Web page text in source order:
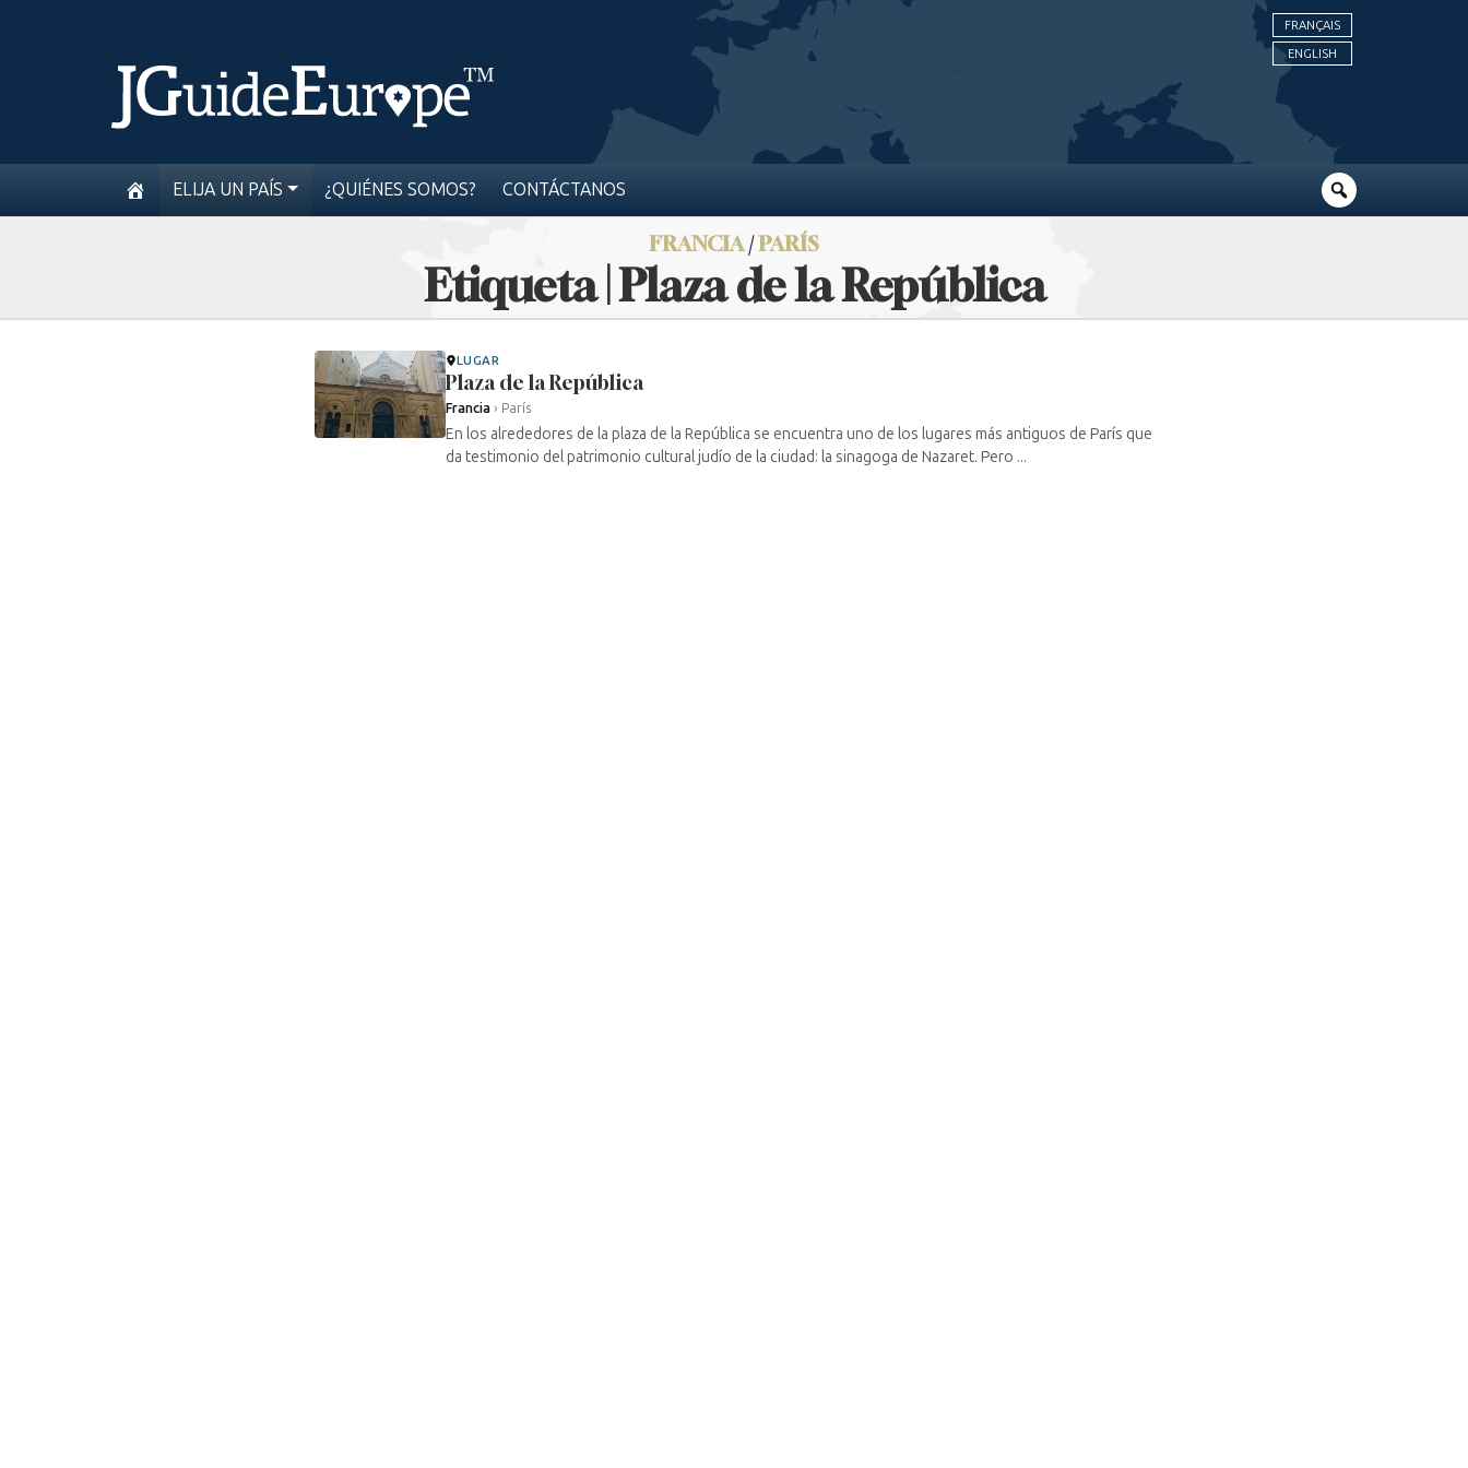
FRANÇAIS
ENGLISH
ELIJA UN PAÍS ¿QUIÉNES SOMOS? CONTÁCTANOS
FRANCIA/PARÍS
Etiqueta | Plaza de la República
LUGAR
Plaza de la República
Francia › París
En los alrededores de la plaza de la República se encuentra uno de los lugares más antiguos de París que
da testimonio del patrimonio cultural judío de la ciudad: la sinagoga de Nazaret. Pero ...